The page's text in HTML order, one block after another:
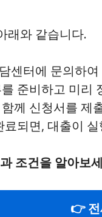
래와 같습니다.
센터에 문의하
준비하고 미리
께 신청서를 제
료되면, 대출이
조건을 알아보
👉 전